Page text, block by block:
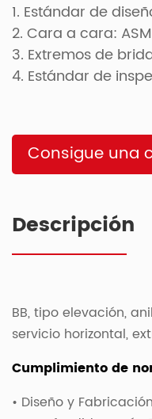
1. Estándar de
2. Cara a cara:
3. Extremos de
4. Estándar de
Consigue una
Descripción
BB, tipo elevación,
servicio horizontal,
Cumplimiento de
• Diseño y